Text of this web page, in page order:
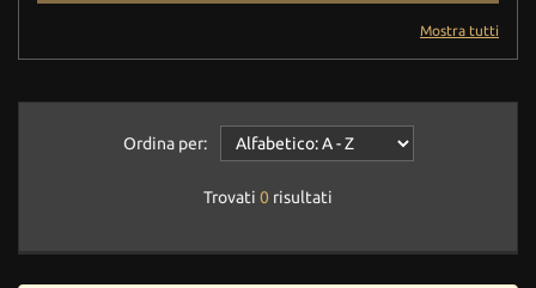
Mostra tutti
Ordina per:
Trovati 0 risultati